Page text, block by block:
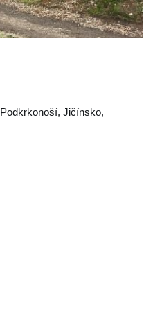
Podkrkonoší, Jičínsko,